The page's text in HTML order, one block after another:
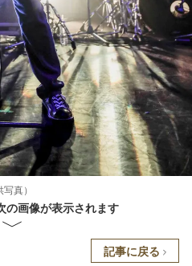
真）
の画像が表示されます
記事に戻る